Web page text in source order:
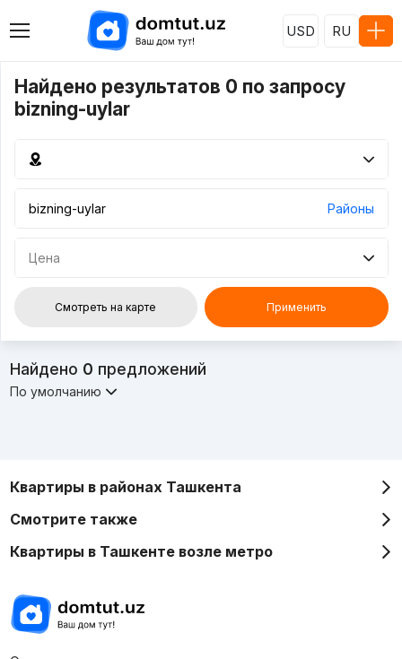
USD RU
Найдено результатов 0 по запросу
bizning-uylar
Районы
Цена
Смотреть на карте Применить
Найдено 0 предложений
По умолчанию
Квартиры в районах Ташкента
Смотрите также
Квартиры в Ташкенте возле метро